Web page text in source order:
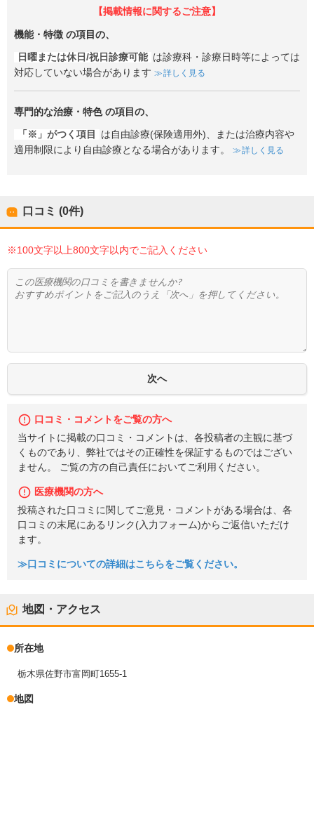
【掲載情報に関するご注意】
機能・特徴 の項目の、
日曜または休日/祝日診療可能 は診療科・診療日時等によっては
対応していない場合があります
詳しく見る
専門的な治療・特色の項目の、
「※」がつく項目
は自由診療(保険適用外)、または治療内容や
適用制限により自由診療となる場合があります。
詳しく見る
口コミ (0件)
※100文字以上800文字以内でご記入ください
口コミ・コメントをご覧の方へ
当サイトに掲載の口コミ・コメントは、各投稿者の主観に基づ
くものであり、弊社ではその正確性を保証するものではござい
ません。 ご覧の方の自己責任においてご利用ください。
医療機関の方へ
投稿された口コミに関してご意見・コメントがある場合は、各
口コミの末尾にあるリンク(入力フォーム)からご返信いただけ
ます。
≫口コミについての詳細はこちらをご覧ください。
地図・アクセス
所在地
栃木県佐野市富岡町1655-1
地図